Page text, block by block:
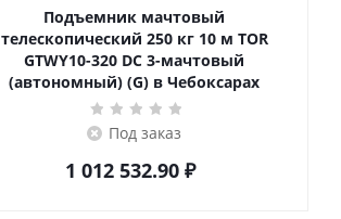
Подъемник мачтовый
телескопический 250 кг 10 м TOR
GTWY10-320 DC 3-мачтовый
(автономный) (G) в Чебоксарах
Под заказ
1 012 532.90 ₽